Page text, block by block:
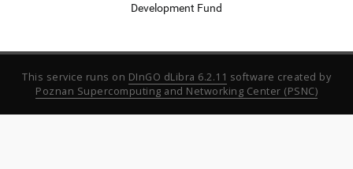
Development Fund
This service runs on DInGO dLibra 6.2.11 software created by
Poznan Supercomputing and Networking Center (PSNC)